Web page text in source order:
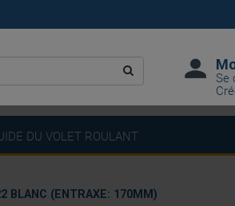
Se
DU VOLET ROULANT
BLANC (ENTRAXE: 170MM)